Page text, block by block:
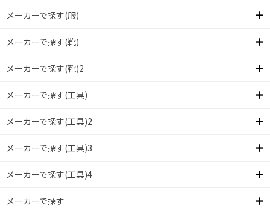
メーカーで探す(服)
メーカーで探す(靴)
メーカーで探す(靴)2
メーカーで探す(工具)
メーカーで探す(工具)2
メーカーで探す(工具)3
メーカーで探す(工具)4
メーカーで探す